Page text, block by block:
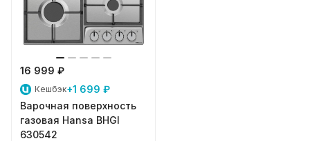
16 999 ₽
Кешбэк+1 699 ₽
Варочная поверхность
газовая Hansa BHGI
630542